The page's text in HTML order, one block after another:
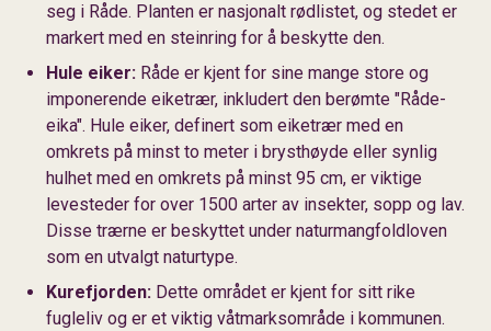
seg i Råde. Planten er nasjonalt rødlistet, og stedet er
markert med en steinring for å beskytte den.
Hule eiker: Råde er kjent for sine mange store og
imponerende eiketrær, inkludert den berømte "Råde-
eika". Hule eiker, definert som eiketrær med en
omkrets på minst to meter i brysthøyde eller synlig
hulhet med en omkrets på minst 95 cm, er viktige
levesteder for over 1500 arter av insekter, sopp og lav.
Disse trærne er beskyttet under naturmangfoldloven
som en utvalgt naturtype.
Kurefjorden: Dette området er kjent for sitt rike
fugleliv og er et viktig våtmarksområde i kommunen.